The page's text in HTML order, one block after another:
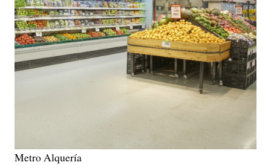
Metro Alquería